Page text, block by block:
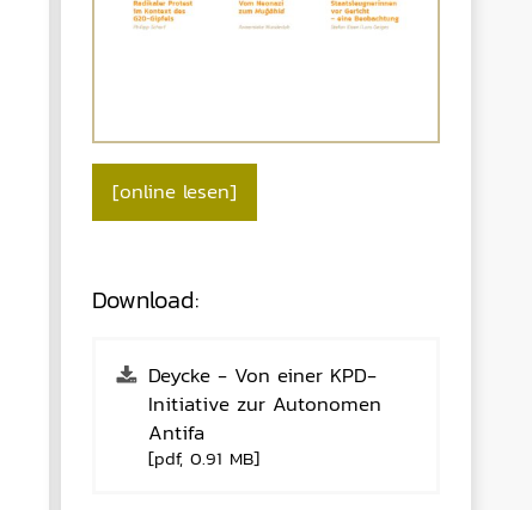
[online lesen]
Download:
Deycke - Von einer KPD-
Initiative zur Autonomen
Antifa
[pdf, 0.91 MB]